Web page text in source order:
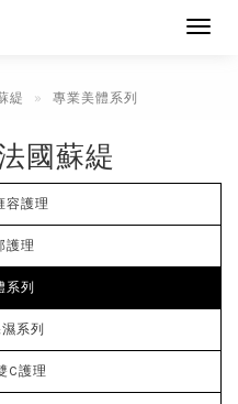
緹 專業美體系列
國蘇緹
容護理
護理
系列
系列
C護理